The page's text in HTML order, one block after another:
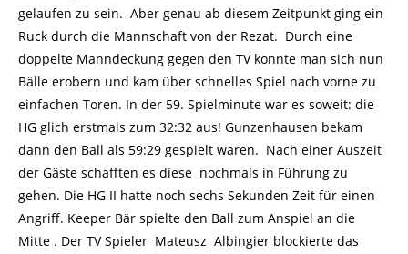
gelaufen zu sein. Aber genau ab diesem Zeitpunkt ging ein
Ruck durch die Mannschaft von der Rezat. Durch eine
doppelte Manndeckung gegen den TV konnte man sich nun
Bälle erobern und kam über schnelles Spiel nach vorne zu
einfachen Toren. In der 59. Spielminute war es soweit: die
HG glich erstmals zum 32:32 aus! Gunzenhausen bekam
dann den Ball als 59:29 gespielt waren. Nach einer Auszeit
der Gäste schafften es diese nochmals in Führung zu
gehen. Die HG II hatte noch sechs Sekunden Zeit für einen
Angriff. Keeper Bär spielte den Ball zum Anspiel an die
Mitte . Der TV Spieler Mateusz Albingier blockierte das